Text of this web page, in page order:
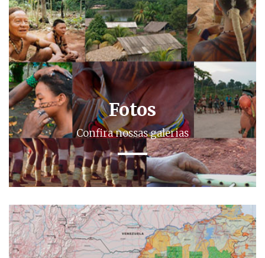
Fotos
Confira nossas galerias